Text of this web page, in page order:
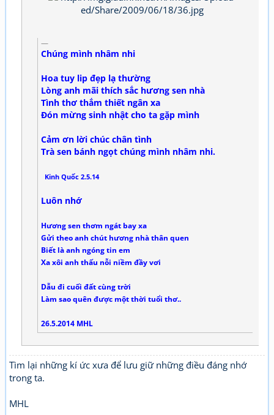
Chúng mình nhâm nhi
Hoa tuy lip đẹp lạ thường
Lòng anh mãi thích sắc hương sen nhà
Tình thơ thắm thiết ngân xa
Đón mừng sinh nhật cho ta gặp mình
Cảm ơn lời chúc chân tình
Trà sen bánh ngọt chúng mình nhâm nhi.
Kinh Quốc 2.5.14
Luôn nhớ
Hương sen thơm ngát bay xa
Gửi theo anh chút hương nhà thân quen
Biết là anh ngóng tin em
Xa xôi anh thấu nỗi niềm đầy vơi
Dẫu đi cuối đất cùng trời
Làm sao quên được một thời tuổi thơ..
26.5.2014 MHL
Tìm lại những kí ức xưa để lưu giữ những điều đáng nhớ
trong ta.
MHL